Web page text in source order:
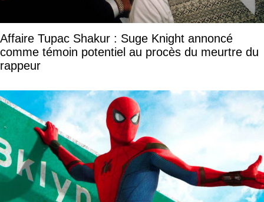
Affaire Tupac Shakur : Suge Knight annoncé
comme témoin potentiel au procès du meurtre du
rappeur